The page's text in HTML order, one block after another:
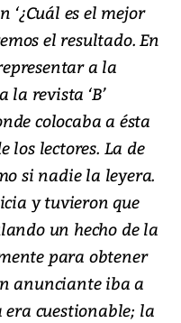
‘¿Cuál es el mejor
el resultado. En
a la
la revista ‘B’
colocaba a ésta
los lectores. La de
si nadie la leyera.
y tuvieron que
un hecho de la
para obtener
anunciante iba a
cuestionable; la